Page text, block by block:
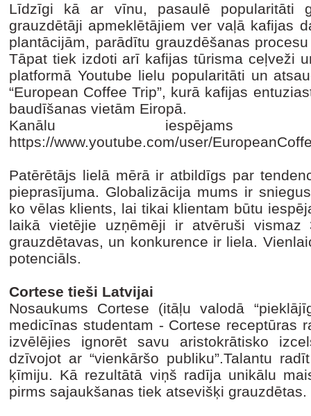
Līdzīgi kā ar vīnu, pasaulē popularitāti
grauzdētāji apmeklētājiem ver vaļā kafijas
plantācijām, parādītu grauzdēšanas
Tāpat tiek izdoti arī kafijas tūrisma ceļveži
platformā Youtube lielu popularitāti un
“European Coffee Trip”, kurā kafijas
baudīšanas vietām Eiropā.
Kanālu
https://www.youtube.com/user/
Patērētājs lielā mērā ir atbildīgs par
pieprasījuma. Globalizācija mums ir
ko vēlas klients, lai tikai klientam būtu
laikā vietējie uzņēmēji ir atvēruši
grauzdētavas, un konkurence ir liela.
potenciāls.
Cortese tieši Latvijai
Nosaukums Cortese (itāļu valodā
medicīnas studentam - Cortese receptūras
izvēlējies ignorēt savu aristokrātisko
dzīvojot ar “vienkāršo publiku”.Talantu
ķīmiju. Kā rezultātā viņš radīja unikālu
pirms sajaukšanas tiek atsevišķi